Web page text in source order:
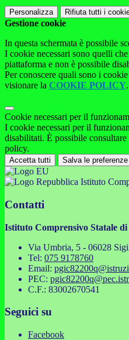
Personalizza Rifiuta tutti i
Gestione cookie
In questa schermata è possibile
I cookie necessari sono quelli
piattaforma e non è possibile
Per conoscere quali sono i
visionare la COOKIE POLICY.
Cookie necessari per il
I cookie necessari per il
disabilitati. È possibile
policy.
Accetta tutti Salva le preferenze
Istituto
Contatti
Istituto Comprensivo Statale
Via Umbria, 5 - 06028
Tel: 075 9178760
Email:
PEC:
C.F.: 83002670541
Seguici su
Facebook